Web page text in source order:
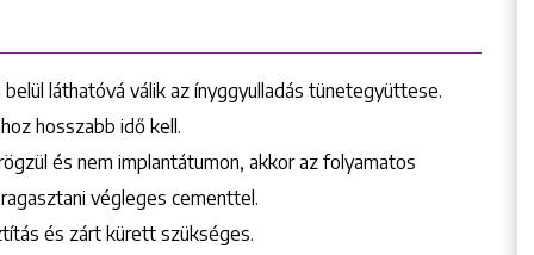
láthatóvá válik az ínyggyulladás tünetegyüttese.
hosszabb idő kell.
és nem implantátumon, akkor az folyamatos
végleges cementtel.
és zárt kürett szükséges.